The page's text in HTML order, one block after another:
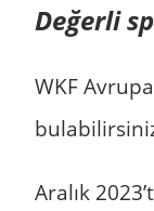
Değerli
WKF
Aralık